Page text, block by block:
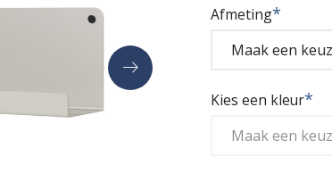
Afmeting
Kies een kleur